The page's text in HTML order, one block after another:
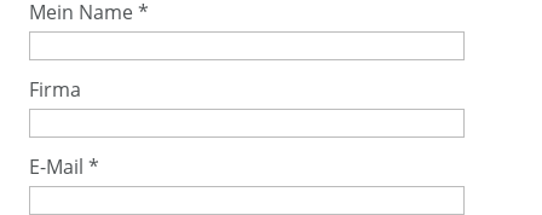
Mein Name*
Firma
E-Mail *